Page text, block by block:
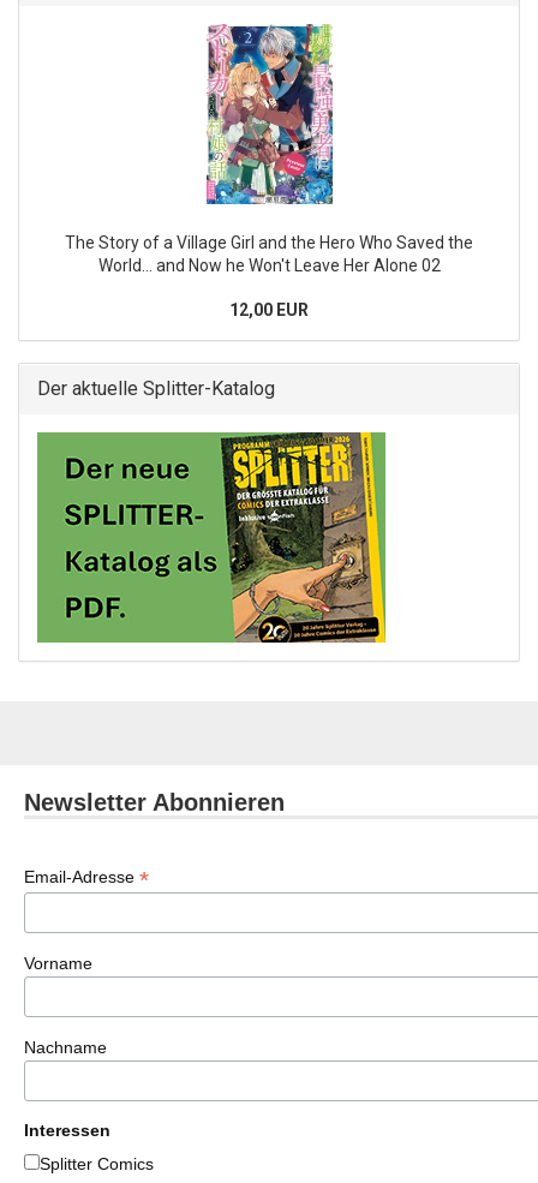
The Story of a Village Girl and the Hero Who Saved the
World... and Now he Won't Leave Her Alone 02
12,00 EUR
Der aktuelle Splitter-Katalog
Newsletter Abonnieren
Email-Adresse *
Vorname
Nachname
Interessen
Splitter Comics